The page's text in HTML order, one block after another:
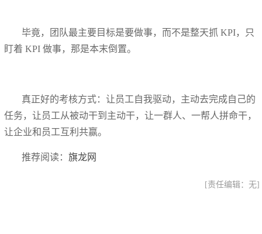
毕竟，团队最主要目标是要做事，而不是整天抓 KPI，只
盯着 KPI 做事，那是本末倒置。
真正好的考核方式：让员工自我驱动，主动去完成自己的
任务，让员工从被动干到主动干，让一群人、一帮人拼命干，
让企业和员工互利共赢。
推荐阅读：旗龙网
[责任编辑：无]